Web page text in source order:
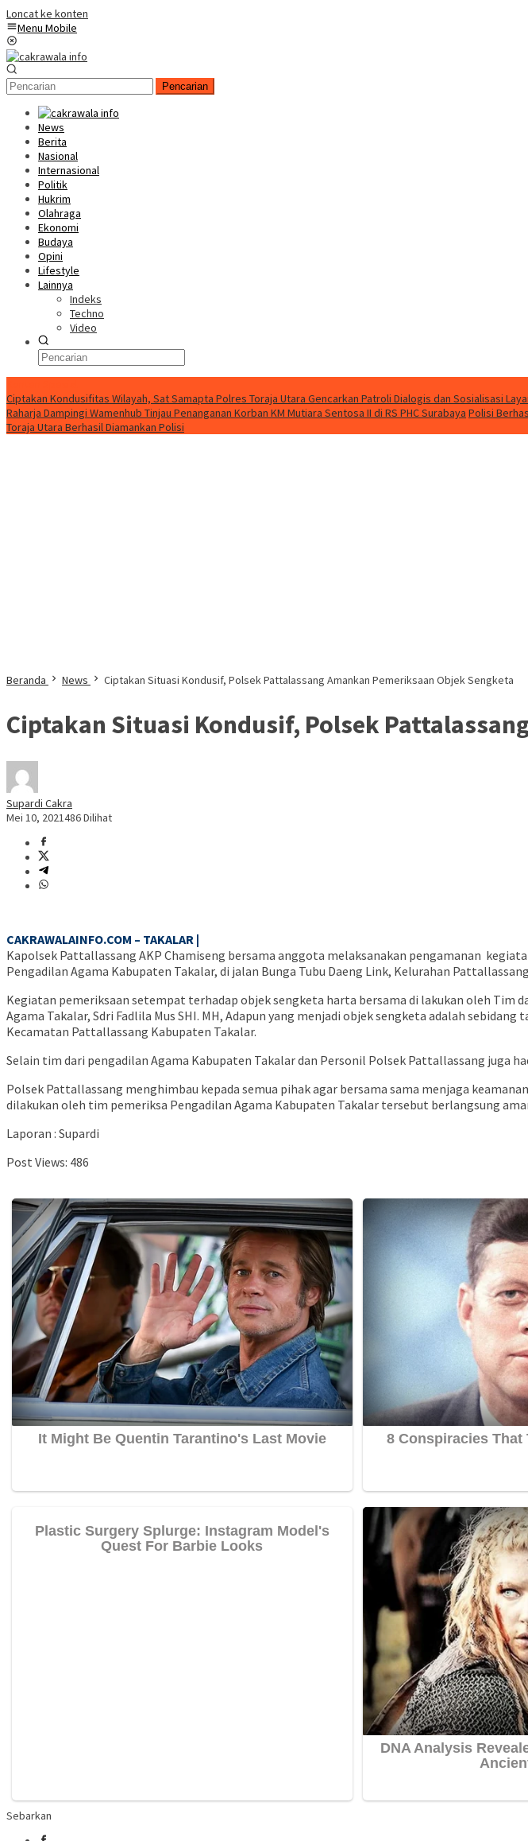
Loncat ke konten
Menu Mobile
Pencarian
News
Berita
Nasional
Internasional
Politik
Hukrim
Olahraga
Ekonomi
Budaya
Opini
Lifestyle
Lainnya
Indeks
Techno
Video
Ciptakan Kondusifitas Wilayah, Sat Samapta Polres Toraja Utara Gencarkan Patroli Dialogis dan Sosialisasi
Raharja Dampingi Wamenhub Tinjau Penanganan Korban KM Mutiara Sentosa II di RS PHC Surabaya Polisi
Toraja Utara Berhasil Diamankan Polisi
Beranda News Ciptakan Situasi Kondusif, Polsek Pattalassang Amankan Pemeriksaan Objek Sengketa
Ciptakan Situasi Kondusif, Polsek
Supardi Cakra
Mei 10, 2021486 Dilihat
CAKRAWALAINFO.COM – TAKALAR |
Kapolsek Pattallassang AKP Chamiseng bersama anggota melaksanakan pengamanan
Pengadilan Agama Kabupaten Takalar, di jalan Bunga Tubu Daeng Link, Kelurahan
Kegiatan pemeriksaan setempat terhadap objek sengketa harta bersama di lakukan oleh Tim
Agama Takalar, Sdri Fadlila Mus SHI. MH, Adapun yang menjadi objek sengketa adalah
Kecamatan Pattallassang Kabupaten Takalar.
Selain tim dari pengadilan Agama Kabupaten Takalar dan Personil Polsek Pattallassang juga
Polsek Pattallassang menghimbau kepada semua pihak agar bersama sama menjaga
dilakukan oleh tim pemeriksa Pengadilan Agama Kabupaten Takalar tersebut berlangsung
Laporan : Supardi
Post Views: 486
Sebarkan